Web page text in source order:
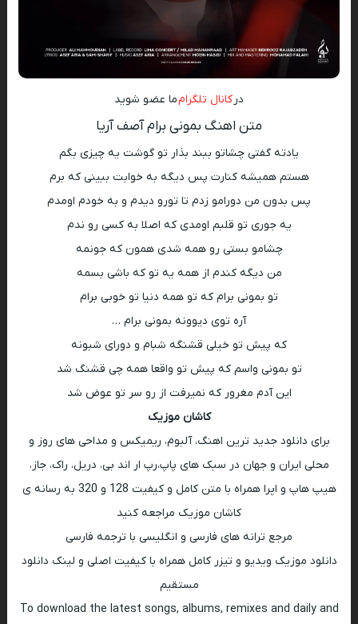
در کانال تلگرامما عضو شوید
متن اهنگ بمونی برام آصف آریا
یادته گفتی چشاتو ببند بذار تو گوشت یه چیزی بگم
هستم همیشه کنارت پس دیگه به خوابت ببینی که برم
پس بدون من دورامو زدم تا تورو دیدم و به خودم اومدم
یه جوری تو قلبم اومدی که اصلا به کسی رو ندم
چشامو بستی رو همه شدی همون که جونمه
من دیگه کندم از همه یه تو که باشی بسمه
تو بمونی برام که تو همه دنیا تو خوبی برام
آره توی دیوونه بمونی برام …
که پیش تو خیلی قشنگه شبام و دورای شبونه
تو بمونی واسم که پیش تو واقعا همه چی قشنگ شد
این آدم مغرور که نمیرفت از رو سر تو عوض شد
کاشان موزیک
برای دانلود جدید ترین اهنگ، آلبوم، ریمیکس و مداحی های روز و
محلی ایران و جهان در سبک های پاپ،رپ ار اند بی، دریل، راک، جاز،
هیپ هاپ و اپرا همراه با متن کامل و کیفیت 128 و 320 به رسانه ی
کاشان موزیک مراجعه کنید
مرجع ترانه های فارسی و انگلیسی با ترجمه فارسی
دانلود موزیک ویدیو و تیزر کامل همراه با کیفیت اصلی و لینک دانلود
مستقیم
To download the latest songs, albums, remixes and daily and